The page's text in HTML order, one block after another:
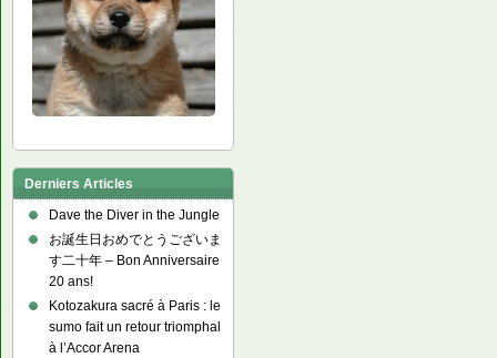
Derniers Articles
Dave the Diver in the Jungle
お誕生日おめでとうございま
す二十年 – Bon Anniversaire
20 ans!
Kotozakura sacré à Paris : le
sumo fait un retour triomphal
à l’Accor Arena